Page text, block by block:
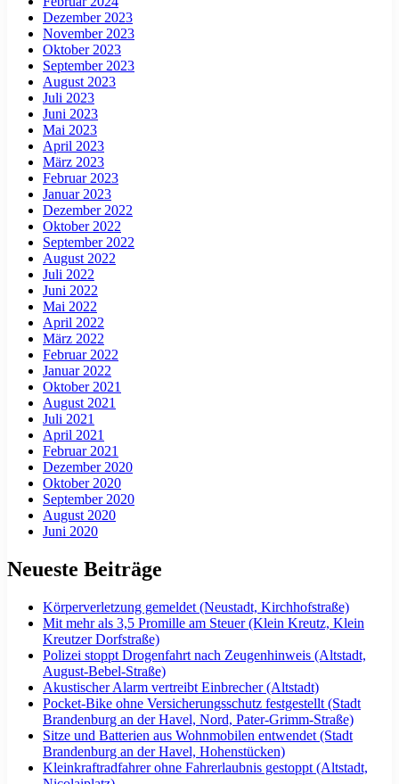
Dezember 2023
November 2023
Oktober 2023
September 2023
August 2023
Juli 2023
Juni 2023
Mai 2023
April 2023
März 2023
Februar 2023
Januar 2023
Dezember 2022
Oktober 2022
September 2022
August 2022
Juli 2022
Juni 2022
Mai 2022
April 2022
März 2022
Februar 2022
Januar 2022
Oktober 2021
August 2021
Juli 2021
April 2021
Februar 2021
Dezember 2020
Oktober 2020
September 2020
August 2020
Juni 2020
Neueste Beiträge
Körperverletzung gemeldet (Neustadt, Kirchhofstraße)
Mit mehr als 3,5 Promille am Steuer (Klein Kreutz, Klein
Kreutzer Dorfstraße)
Polizei stoppt Drogenfahrt nach Zeugenhinweis (Altstadt,
August-Bebel-Straße)
Akustischer Alarm vertreibt Einbrecher (Altstadt)
Pocket-Bike ohne Versicherungsschutz festgestellt (Stadt
Brandenburg an der Havel, Nord, Pater-Grimm-Straße)
Sitze und Batterien aus Wohnmobilen entwendet (Stadt
Brandenburg an der Havel, Hohenstücken)
Kleinkraftradfahrer ohne Fahrerlaubnis gestoppt (Altstadt,